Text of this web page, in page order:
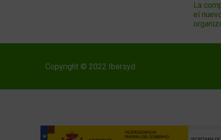
La
el
Copyright © 2022 Ibersyd